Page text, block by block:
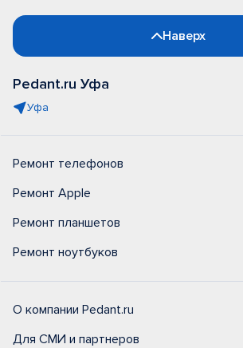
Наверх
Pedant.ru Уфа
Уфа
Ремонт телефонов
Ремонт Apple
Ремонт планшетов
Ремонт ноутбуков
О компании Pedant.ru
Для СМИ и партнеров